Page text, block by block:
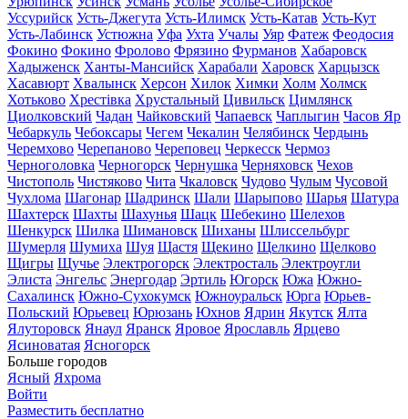
Уссурийск Усть-Джегута Усть-Илимск Усть-Катав Усть-Кут
Усть-Лабинск Устюжна Уфа Ухта Учалы Уяр Фатеж Феодосия
Фокино Фокино Фролово Фрязино Фурманов Хабаровск
Хадыженск Ханты-Мансийск Харабали Харовск Харцызск
Хасавюрт Хвалынск Херсон Хилок Химки Холм Холмск
Хотьково Хрестівка Хрустальный Цивильск Цимлянск
Циолковский Чадан Чайковский Чапаевск Чаплыгин Часов Яр
Чебаркуль Чебоксары Чегем Чекалин Челябинск Чердынь
Черемхово Черепаново Череповец Черкесск Чермоз
Черноголовка Черногорск Чернушка Черняховск Чехов
Чистополь Чистяково Чита Чкаловск Чудово Чулым Чусовой
Чухлома Шагонар Шадринск Шали Шарыпово Шарья Шатура
Шахтерск Шахты Шахунья Шацк Шебекино Шелехов
Шенкурск Шилка Шимановск Шиханы Шлиссельбург
Шумерля Шумиха Шуя Щастя Щекино Щелкино Щелково
Щигры Щучье Электрогорск Электросталь Электроугли
Элиста Энгельс Энергодар Эртиль Югорск Южа Южно-
Сахалинск Южно-Сухокумск Южноуральск Юрга Юрьев-
Польский Юрьевец Юрюзань Юхнов Ядрин Якутск Ялта
Ялуторовск Янаул Яранск Яровое Ярославль Ярцево
Ясиноватая Ясногорск
Больше городов
Ясный Яхрома
Войти
Разместить бесплатно